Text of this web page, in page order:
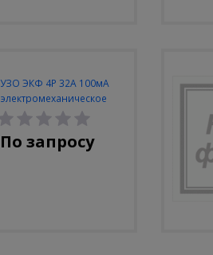
УЗО ЭКФ 4Р 32А 100мА
электромеханическое
По запросу